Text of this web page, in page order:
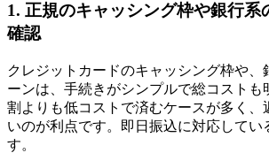
1. 正規のキャッシング枠や銀行系
確認
クレジットカードのキャッシング枠や、
ーンは、手続きがシンプルで総コストも
割よりも低コストで済むケースが多く、
いのが利点です。即日振込に対応してい
す。